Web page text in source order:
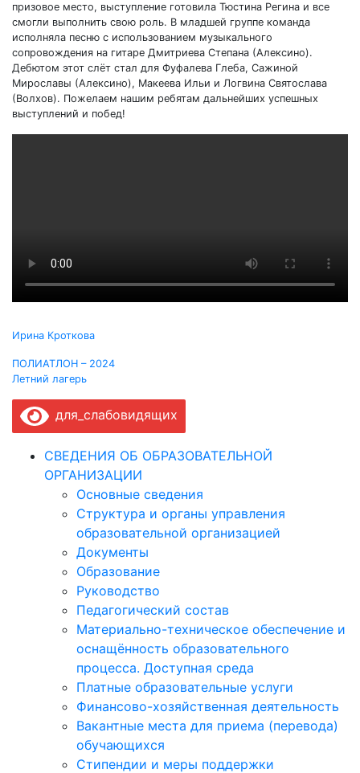
призовое место, выступление готовила Тюстина Регина и все
смогли выполнить свою роль. В младшей группе команда
исполняла песню с использованием музыкального
сопровождения на гитаре Дмитриева Степана (Алексино).
Дебютом этот слёт стал для Фуфалева Глеба, Сажиной
Мирославы (Алексино), Макеева Ильи и Логвина Святослава
(Волхов). Пожелаем нашим ребятам дальнейших успешных
выступлений и побед!
Ирина Кроткова
Навигация
по
записям
ПОЛИАТЛОН – 2024
Летний лагерь
для_слабовидящих
СВЕДЕНИЯ ОБ ОБРАЗОВАТЕЛЬНОЙ
ОРГАНИЗАЦИИ
Основные сведения
Структура и органы управления
образовательной организацией
Документы
Образование
Руководство
Педагогический состав
Материально-техническое обеспечение и
оснащённость образовательного
процесса. Доступная среда
Платные образовательные услуги
Финансово-хозяйственная деятельность
Вакантные места для приема (перевода)
обучающихся
Стипендии и меры поддержки